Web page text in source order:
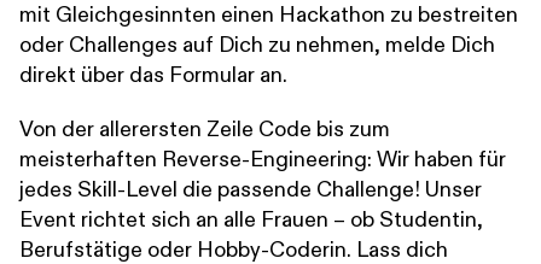
mit Gleichgesinnten einen Hackathon zu bestreiten
oder Challenges auf Dich zu nehmen, melde Dich
direkt über das Formular an.
Von der allerersten Zeile Code bis zum
meisterhaften Reverse-Engineering: Wir haben für
jedes Skill-Level die passende Challenge! Unser
Event richtet sich an alle Frauen – ob Studentin,
Berufstätige oder Hobby-Coderin. Lass dich